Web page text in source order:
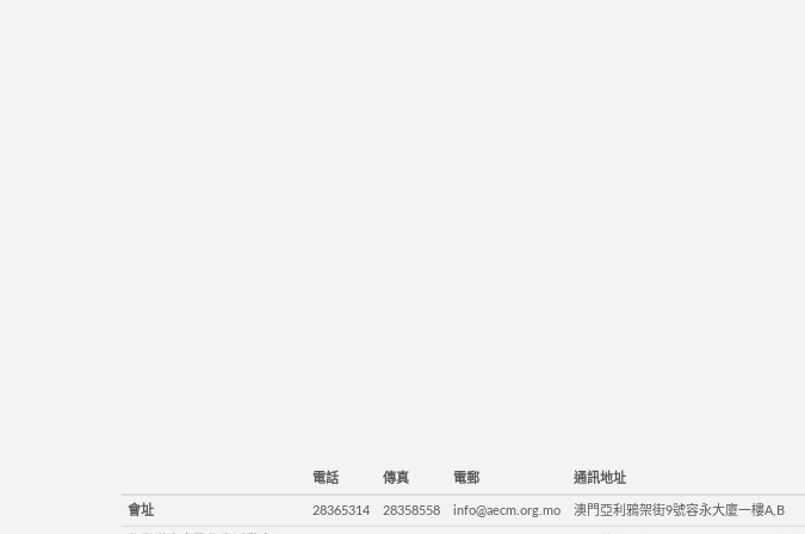
電話 傳真 電郵 通訊地址
會址 28365314 28358558 info@aecm.org.mo 澳門亞利鴉架街9號容永大廈一樓A,B